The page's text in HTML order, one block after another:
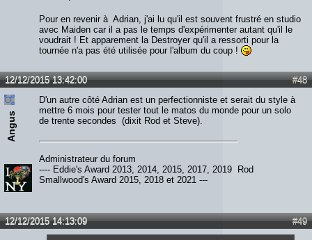
Pour en revenir à Adrian, j'ai lu qu'il est souvent frustré en studio
avec Maiden car il a pas le temps d'expérimenter autant qu'il le
voudrait ! Et apparement la Destroyer qu'il a ressorti pour la
tournée n'a pas été utilisée pour l'album du coup !
#48
12/12/2015 13:42:00
Angus
D'un autre côté Adrian est un perfectionniste et serait du style à
mettre 6 mois pour tester tout le matos du monde pour un solo
de trente secondes (dixit Rod et Steve).
Administrateur du forum
---- Eddie's Award 2013, 2014, 2015, 2017, 2019 Rod
Smallwood's Award 2015, 2018 et 2021 ---
#49
12/12/2015 14:13:09